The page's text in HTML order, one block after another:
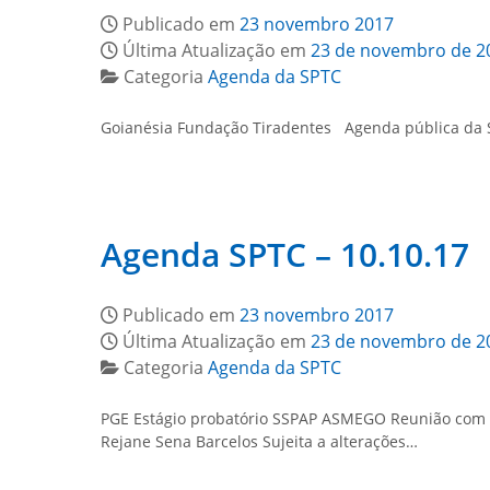
Publicado em 23 novembro 2017
Última Atualização em 23 de novembro de
Categoria Agenda da SPTC
Goianésia Fundação Tiradentes Agenda pública
Agenda SPTC – 10.10.17
Publicado em 23 novembro 2017
Última Atualização em 23 de novembro de
Categoria Agenda da SPTC
PGE Estágio probatório SSPAP ASMEGO
Rejane Sena Barcelos Sujeita a alterações…